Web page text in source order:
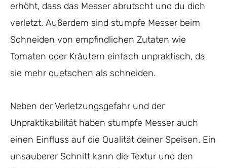
erhöht, dass das Messer abrutscht und du dich
verletzt. Außerdem sind stumpfe Messer beim
Schneiden von empfindlichen Zutaten wie
Tomaten oder Kräutern einfach unpraktisch, da
sie mehr quetschen als schneiden.
Neben der Verletzungsgefahr und der
Unpraktikabilität haben stumpfe Messer auch
einen Einfluss auf die Qualität deiner Speisen. Ein
unsauberer Schnitt kann die Textur und den